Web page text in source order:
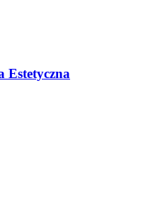
Estetyczna